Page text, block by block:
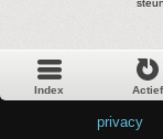
Index Actief
privacy